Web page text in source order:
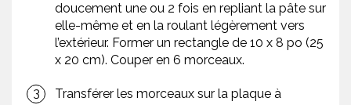
doucement une ou 2 fois en repliant la pâte sur
elle-même et en la roulant légèrement vers
l’extérieur. Former un rectangle de 10 x 8 po (25
x 20 cm). Couper en 6 morceaux.
Transférer les morceaux sur la plaque à